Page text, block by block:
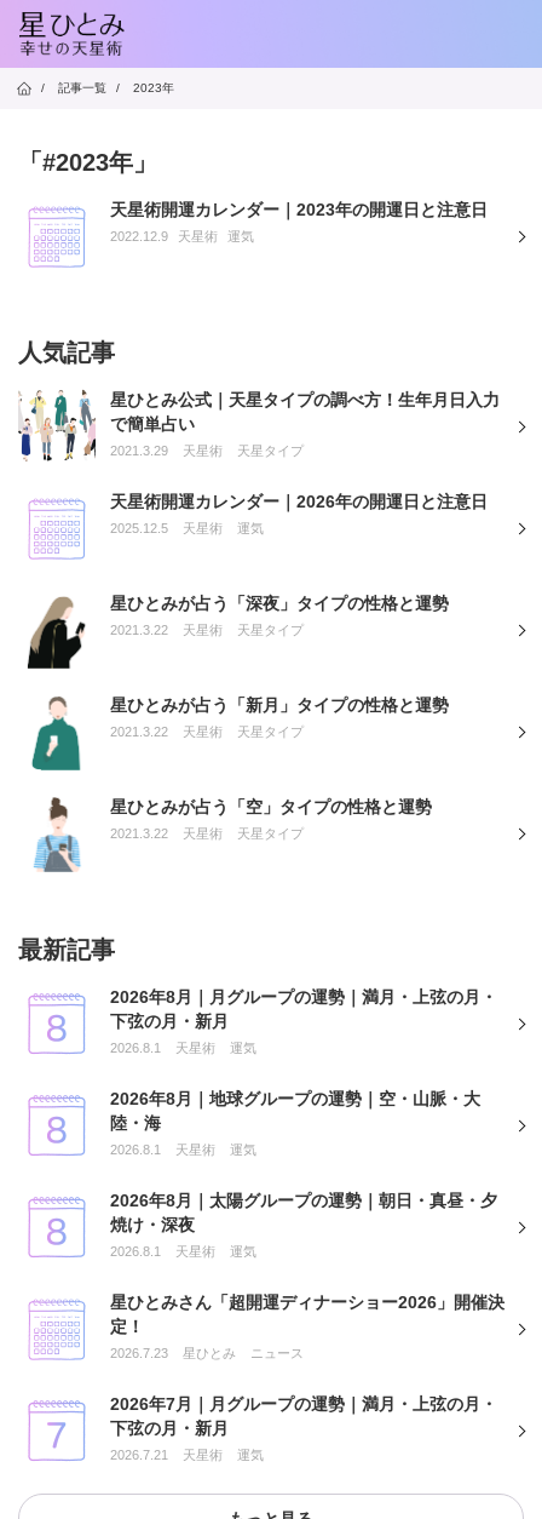
/ 記事一覧 / 2023年
「#2023年」
天星術開運カレンダー｜2023年の開運日と注意日
2022.12.9 天星術 運気
人気記事
星ひとみ公式｜天星タイプの調べ方！生年月日入力
で簡単占い
2021.3.29 天星術 天星タイプ
天星術開運カレンダー｜2026年の開運日と注意日
2025.12.5 天星術 運気
星ひとみが占う「深夜」タイプの性格と運勢
2021.3.22 天星術 天星タイプ
星ひとみが占う「新月」タイプの性格と運勢
2021.3.22 天星術 天星タイプ
星ひとみが占う「空」タイプの性格と運勢
2021.3.22 天星術 天星タイプ
最新記事
2026年8月｜月グループの運勢｜満月・上弦の月・
下弦の月・新月
2026.8.1 天星術 運気
2026年8月｜地球グループの運勢｜空・山脈・大
陸・海
2026.8.1 天星術 運気
2026年8月｜太陽グループの運勢｜朝日・真昼・夕
焼け・深夜
2026.8.1 天星術 運気
星ひとみさん「超開運ディナーショー2026」開催決
定！
2026.7.23 星ひとみ ニュース
2026年7月｜月グループの運勢｜満月・上弦の月・
下弦の月・新月
2026.7.21 天星術 運気